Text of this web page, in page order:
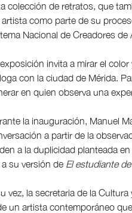
colección de retratos, que
artista como parte de su
Nacional de Creadores de
invita a mirar el
con la ciudad de Mérida.
en quien observa una
la inauguración, Manuel
a partir de la
a la duplicidad planteada
a su versión de El estudiante
vez, la secretaria de la
un artista contemporáneo